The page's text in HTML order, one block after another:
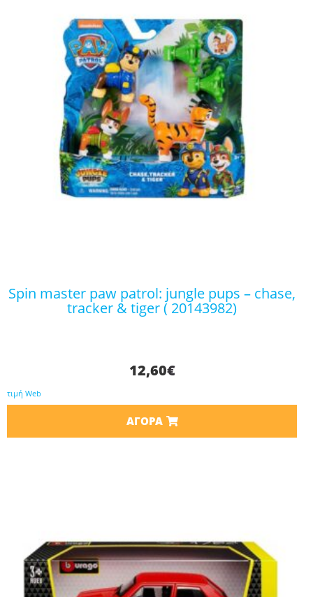
spin master paw patrol: jungle pups – chase,
tracker & tiger ( 20143982)
12,60€
τιμή Web
ΑΓΟΡΆ